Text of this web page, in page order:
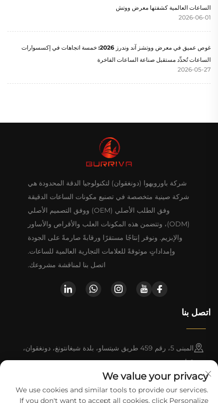
الساعات العالمية كشفتها معرض ووتش
2026-06-01
غوص عميق في معرض ووتشز آند وندرز 2026: خمسة اتجاهات في إكسسوارات
الساعات تُحدِّد مستقبل صناعة الساعات الفاخرة
2026-05-27
شركة باورويهوا (دونغقوان) لتكنولوجيا الدقة المحدودة هي
شركة صينية متخصصة في تصنيع مكونات الساعات الدقيقة
وفق الطلب الأصلي (OEM) ووفق التصميم الأصلي
(ODM)، وتتضمن هذه المكونات العلب والأقراص والأساور
والإبزيم. ونوفر إنتاجًا مستقرًا ورقابةً صارمةً على الجودة
وإمداداتٍ موثوقةً للعلامات التجارية العالمية للساعات.
اتصل بنا لمناقشة مشروعك.
اتصل بنا
المبنى 5، رقم 459 طريق شيتساو، بلدة شيغانتونغ، دونغقوان،
قوانغدونغ
+852-8402 6198
We value your privacy
We use cookies and similar tools to provide our services.
If you don't want to accept all cookies, click Personalize